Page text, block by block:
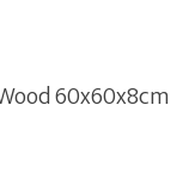
60x60x8cm